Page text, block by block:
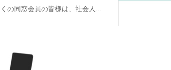
くの同窓会員の皆様は、社会人...